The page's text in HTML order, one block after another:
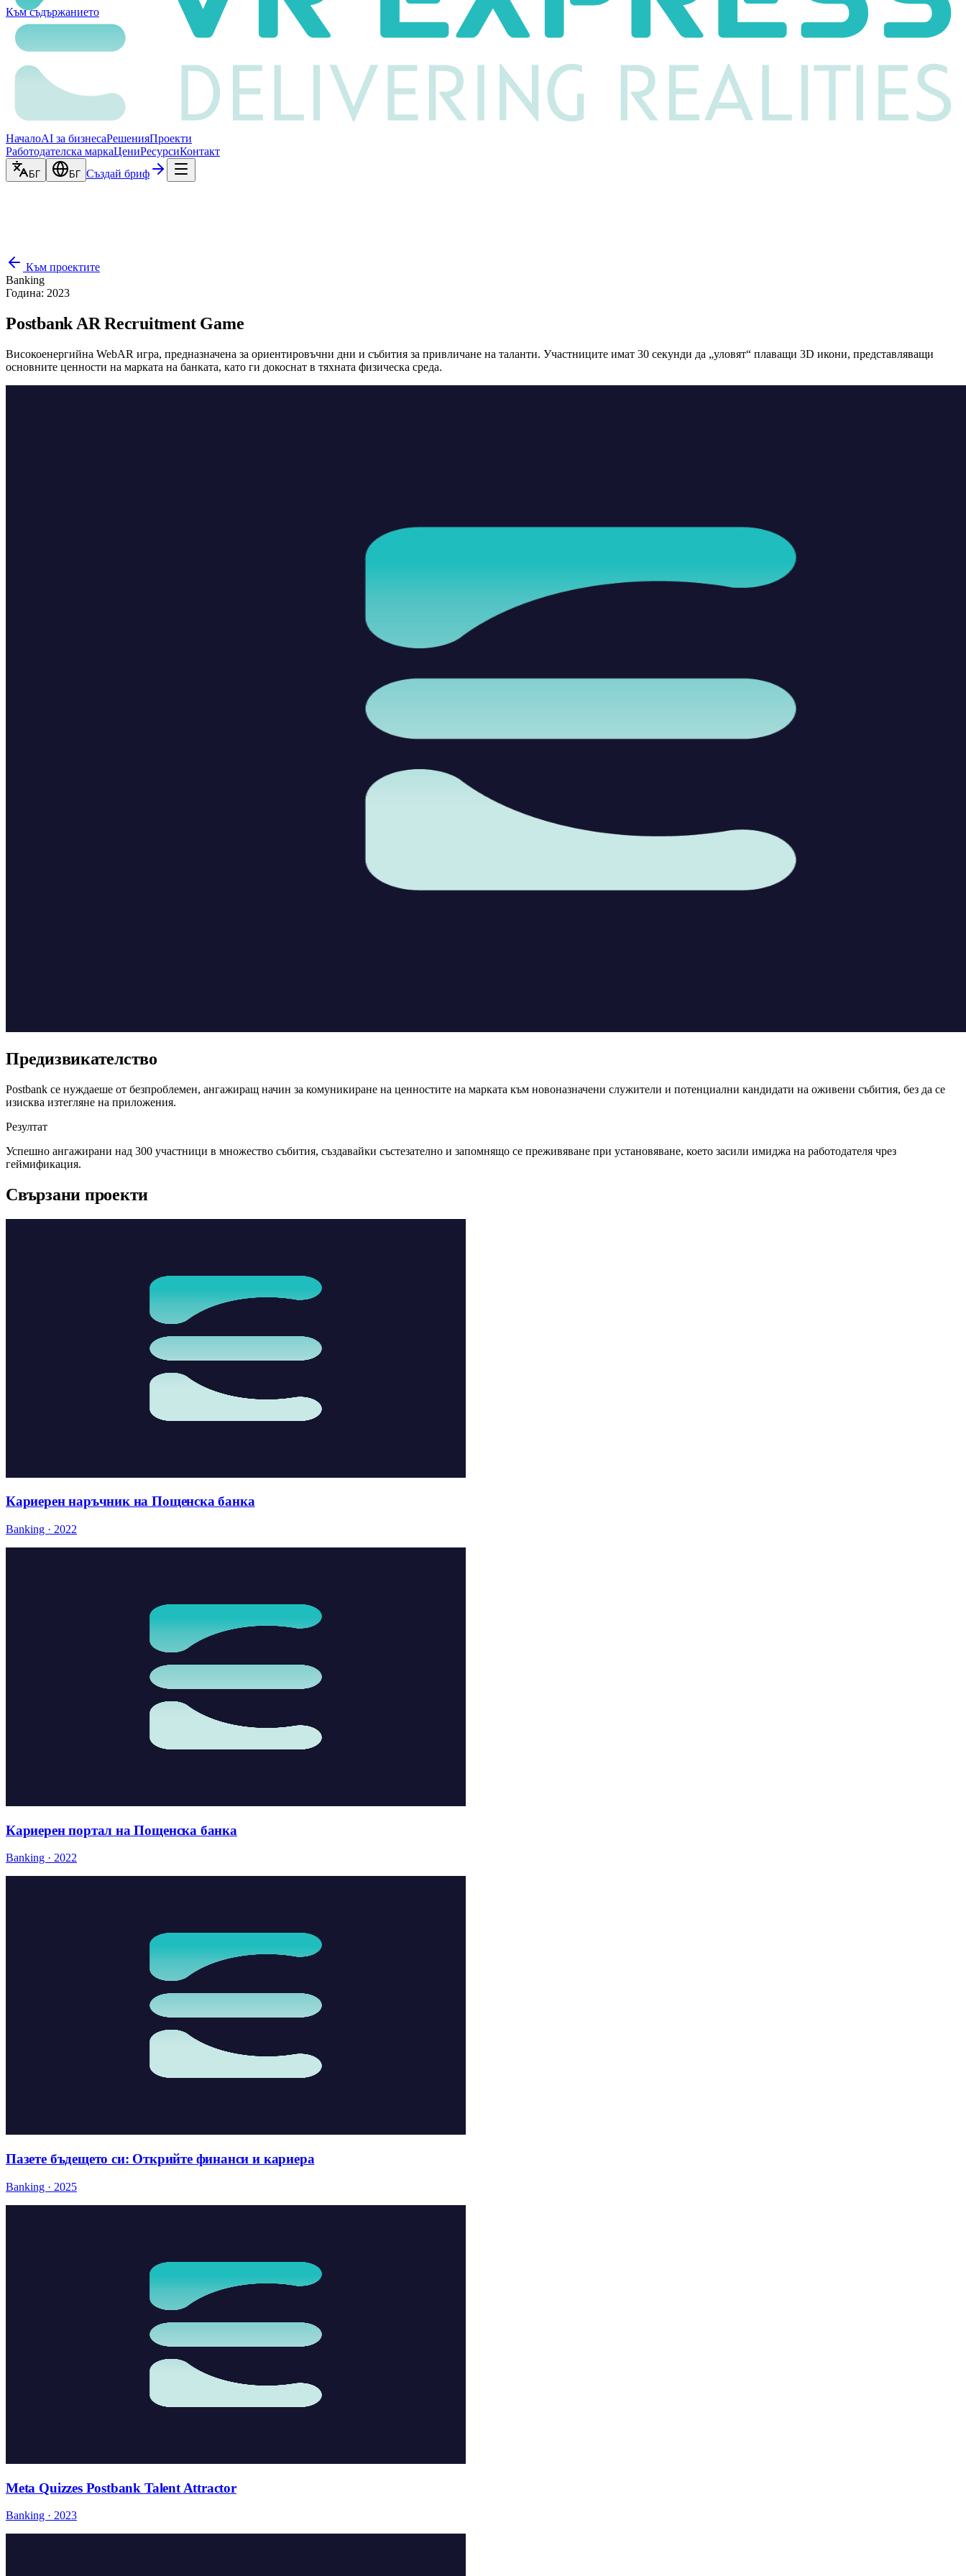
Към съдържанието
НачалоAI за бизнесаРешенияПроекти
Работодателска маркаЦениРесурсиКонтакт
БГ БГ Създай бриф
Към проектите
Banking
Година: 2023
Postbank AR Recruitment Game
Високоенергийна WebAR игра, предназначена за ориентировъчни дни и събития за привличане на таланти. Участниците имат 30 секунди да „уловят“ плаващи 3D икони, представляващи
основните ценности на марката на банката, като ги докоснат в тяхната физическа среда.
Предизвикателство
Postbank се нуждаеше от безпроблемен, ангажиращ начин за комуникиране на ценностите на марката към новоназначени служители и потенциални кандидати на оживени събития, без да се
изисква изтегляне на приложения.
Резултат
Успешно ангажирани над 300 участници в множество събития, създавайки състезателно и запомнящо се преживяване при установяване, което засили имиджа на работодателя чрез
геймификация.
Свързани проекти
Кариерен наръчник на Пощенска банка
Banking · 2022
Кариерен портал на Пощенска банка
Banking · 2022
Пазете бъдещето си: Открийте финанси и кариера
Banking · 2025
Meta Quizzes Postbank Talent Attractor
Banking · 2023